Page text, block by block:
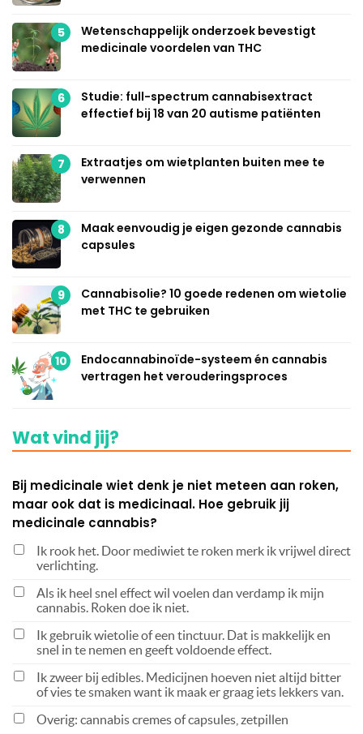
5
Wetenschappelijk onderzoek bevestigt
medicinale voordelen van THC
6
Studie: full-spectrum cannabisextract
effectief bij 18 van 20 autisme patiënten
7
Extraatjes om wietplanten buiten mee te
verwennen
8
Maak eenvoudig je eigen gezonde cannabis
capsules
9
Cannabisolie? 10 goede redenen om wietolie
met THC te gebruiken
10
Endocannabinoïde-systeem én cannabis
vertragen het verouderingsproces
Wat vind jij?
Bij medicinale wiet denk je niet meteen aan roken,
maar ook dat is medicinaal. Hoe gebruik jij
medicinale cannabis?
Ik rook het. Door mediwiet te roken merk ik vrijwel direct
verlichting.
Als ik heel snel effect wil voelen dan verdamp ik mijn
cannabis. Roken doe ik niet.
Ik gebruik wietolie of een tinctuur. Dat is makkelijk en
snel in te nemen en geeft voldoende effect.
Ik zweer bij edibles. Medicijnen hoeven niet altijd bitter
of vies te smaken want ik maak er graag iets lekkers van.
Overig: cannabis cremes of capsules, zetpillen